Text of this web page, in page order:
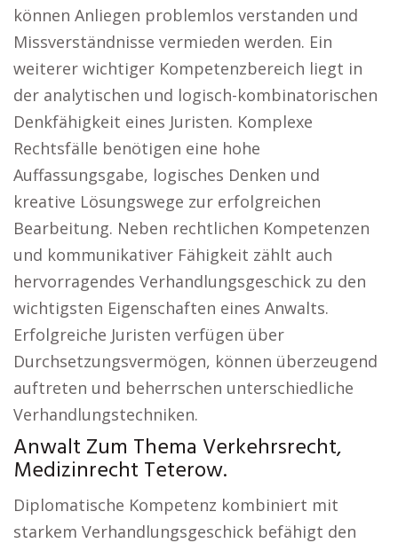
können Anliegen problemlos verstanden und
Missverständnisse vermieden werden. Ein
weiterer wichtiger Kompetenzbereich liegt in
der analytischen und logisch-kombinatorischen
Denkfähigkeit eines Juristen. Komplexe
Rechtsfälle benötigen eine hohe
Auffassungsgabe, logisches Denken und
kreative Lösungswege zur erfolgreichen
Bearbeitung. Neben rechtlichen Kompetenzen
und kommunikativer Fähigkeit zählt auch
hervorragendes Verhandlungsgeschick zu den
wichtigsten Eigenschaften eines Anwalts.
Erfolgreiche Juristen verfügen über
Durchsetzungsvermögen, können überzeugend
auftreten und beherrschen unterschiedliche
Verhandlungstechniken.
Anwalt Zum Thema Verkehrsrecht,
Medizinrecht Teterow.
Diplomatische Kompetenz kombiniert mit
starkem Verhandlungsgeschick befähigt den